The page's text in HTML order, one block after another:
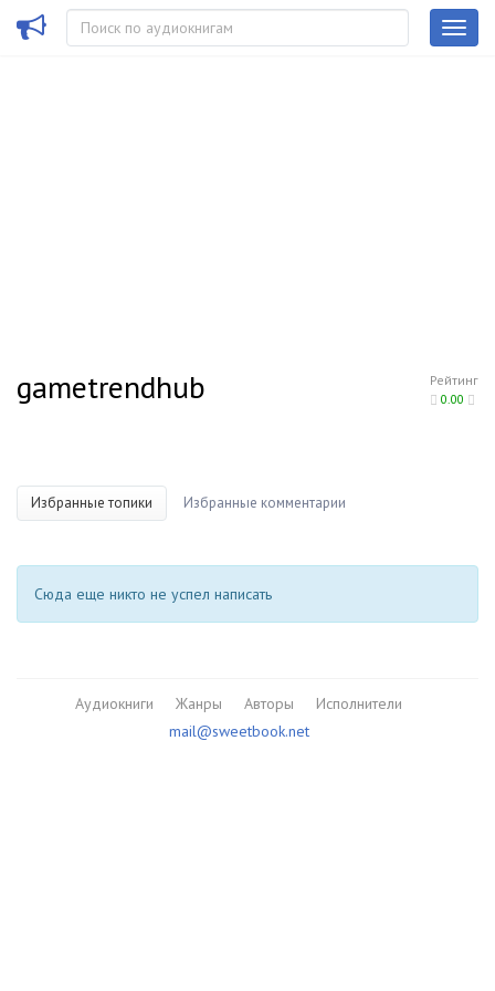
Рейтинг
0.00
gametrendhub
Избранные топики Избранные комментарии
Сюда еще никто не успел написать
Аудиокниги Жанры Авторы
Исполнители
mail@sweetbook.net